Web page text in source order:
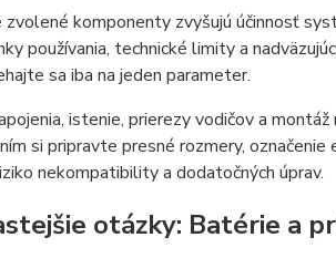
zvolené komponenty zvyšujú účinnosť
používania, technické limity a
sa iba na jeden parameter.
istenie, prierezy vodičov a
si pripravte presné rozmery,
nekompatibility a dodatočných úprav.
otázky: Batérie a